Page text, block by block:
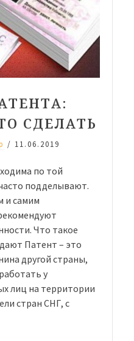
СДЕЛАТЬ
/ 11.06.2019
по той
подделывают.
и самим
Что такое
Патент – это
другой страны,
у
лиц на территории
стран СНГ, с